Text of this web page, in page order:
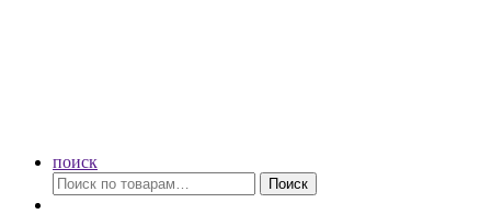
поиск
Искать:
Поиск